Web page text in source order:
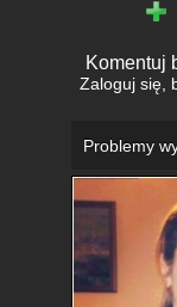
Komentuj
Zaloguj się,
Problemy